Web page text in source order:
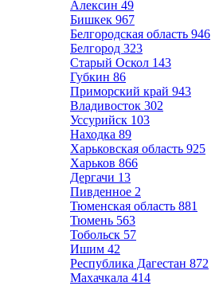
Алексин 49
Бишкек 967
Белгородская область 946
Белгород 323
Старый Оскол 143
Губкин 86
Приморский край 943
Владивосток 302
Уссурийск 103
Находка 89
Харьковская область 925
Харьков 866
Дергачи 13
Пивденное 2
Тюменская область 881
Тюмень 563
Тобольск 57
Ишим 42
Республика Дагестан 872
Махачкала 414